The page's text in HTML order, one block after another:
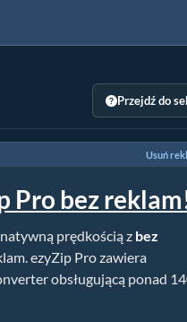
Przejdź do
Usuń
Pro bez
prędkością z bez
ezyZip Pro zawiera
obsługującą ponad